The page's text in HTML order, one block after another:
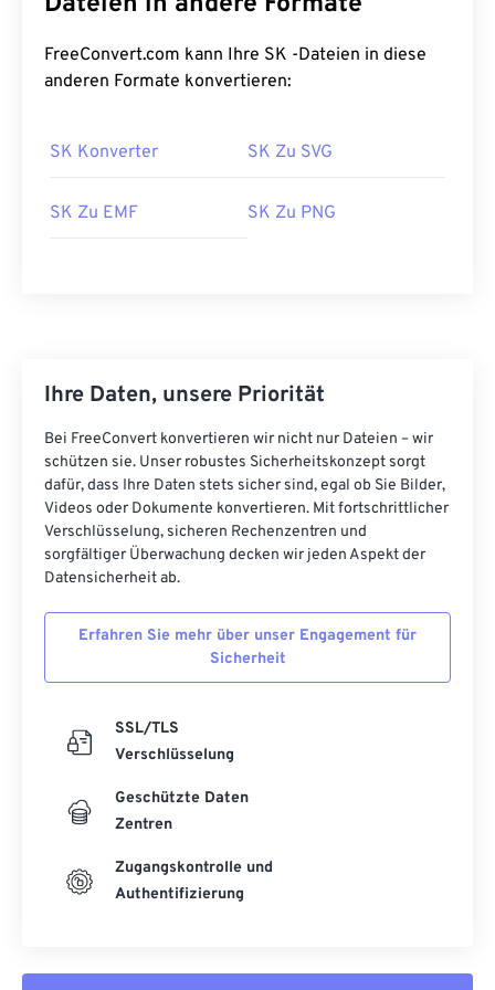
Erstveröffentlichung:1992
FreeConvert.com kann Ihre SK -Dateien in diese
anderen Formate konvertieren:
SK Konverter SK Zu SVG
SK Zu EMF SK Zu PNG
Ihre Daten, unsere Priorität
Bei FreeConvert konvertieren wir nicht nur Dateien – wir
schützen sie. Unser robustes Sicherheitskonzept sorgt
dafür, dass Ihre Daten stets sicher sind, egal ob Sie Bilder,
Videos oder Dokumente konvertieren. Mit fortschrittlicher
Verschlüsselung, sicheren Rechenzentren und
sorgfältiger Überwachung decken wir jeden Aspekt der
Datensicherheit ab.
Erfahren Sie mehr über unser Engagement für
Sicherheit
SSL/TLS
Verschlüsselung
Geschützte Daten
Zentren
Zugangskontrolle und
Authentifizierung